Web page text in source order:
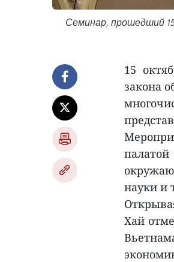
Семинар, прошедший
15
закона
науки и
Хай